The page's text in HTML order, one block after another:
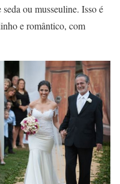
ou musseuline. Isso é
e romântico, com